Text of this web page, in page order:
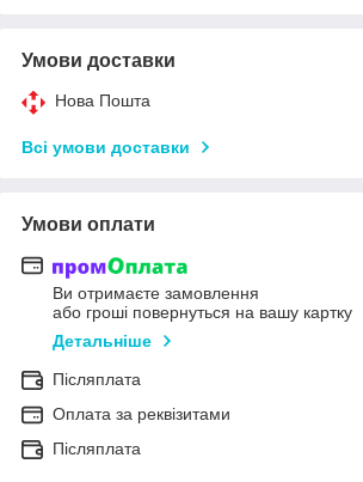
Умови доставки
Нова Пошта
Всі умови доставки
Умови оплати
Ви отримаєте замовлення
або гроші повернуться на вашу картку
Детальніше
Післяплата
Оплата за реквізитами
Післяплата